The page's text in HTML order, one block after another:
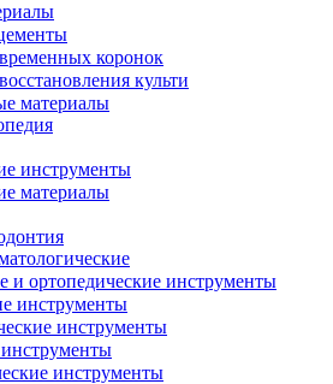
коронок
культи
материалы
инструменты
материалы
и ортопедические инструменты
инструменты
инструменты
инструменты